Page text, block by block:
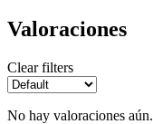
Valoraciones
Clear filters
No hay valoraciones aún.